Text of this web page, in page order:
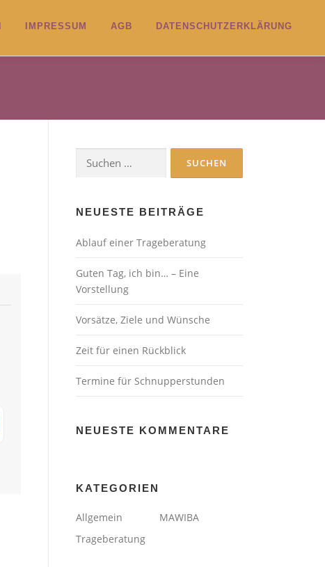
IMPRESSUM AGB DATENSCHUTZERKLÄRUNG
Suchen
nach:
NEUESTE BEITRÄGE
Ablauf einer Trageberatung
Guten Tag, ich bin… – Eine
Vorstellung
Vorsätze, Ziele und Wünsche
Zeit für einen Rückblick
Termine für Schnupperstunden
NEUESTE KOMMENTARE
KATEGORIEN
Allgemein
MAWIBA
Trageberatung